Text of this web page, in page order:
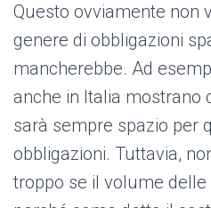
Questo ovviamente non
genere di obbligazioni
mancherebbe. Ad
anche in Italia mostrano
sarà sempre spazio per
obbligazioni. Tuttavia,
troppo se il volume